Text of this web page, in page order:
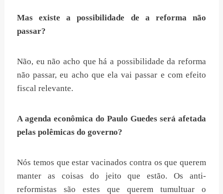
Mas existe a possibilidade de a reforma não
passar?
Não, eu não acho que há a possibilidade da reforma
não passar, eu acho que ela vai passar e com efeito
fiscal relevante.
A agenda econômica do Paulo Guedes será afetada
pelas polêmicas do governo?
Nós temos que estar vacinados contra os que querem
manter as coisas do jeito que estão. Os anti-
reformistas são estes que querem tumultuar o